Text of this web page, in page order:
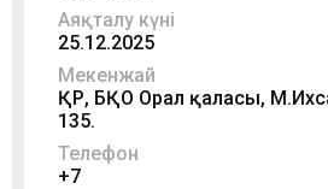
Аяқталу күні
25.12.2025
Мекенжай
ҚР, БҚО Орал қаласы,
135.
Телефон
+7